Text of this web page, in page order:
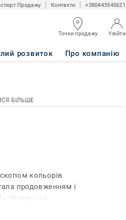
Продажу Контакти +380443545621
Точки продажу Увійти
розвиток Про компанію
БІЛЬШЕ
кольорів
продовженням і
Унікальна